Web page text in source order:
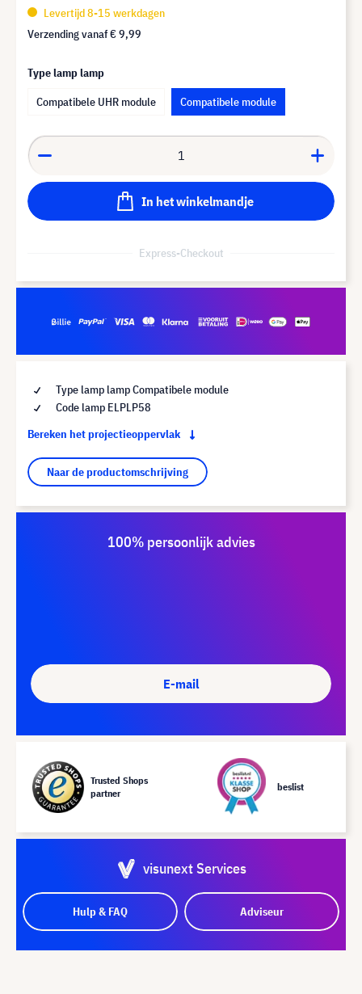
Levertijd 8-15 werkdagen
Verzending vanaf€ 9,99
Type lamp lamp
Compatibele UHR module
Compatibele module
In het winkelmandje
Express-Checkout
Type lamp lamp Compatibele module
Code lamp ELPLP58
Bereken het projectieoppervlak
Naar de productomschrijving
100% persoonlijk advies
E-mail
Trusted Shops
partner
beslist
visunext Services
Hulp & FAQ Adviseur